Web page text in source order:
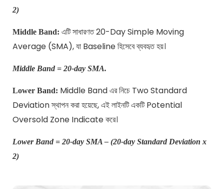
2)
Middle Band: এটি সাধারণত 20-Day Simple Moving
Average (SMA), যা Baseline হিসেবে ব্যবহৃত হয়।
Middle Band = 20-day SMA.
Lower Band: Middle Band এর নিচে Two Standard
Deviation স্থাপন করা হয়েছে, এই লাইনটি একটি Potential
Oversold Zone Indicate করে।
Lower Band = 20-day SMA – (20-day Standard Deviation x
2)